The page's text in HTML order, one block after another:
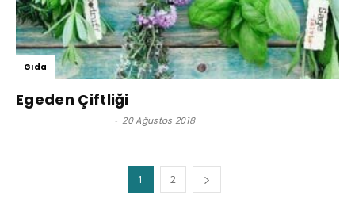
Gıda
Egeden Çiftliği
- 20 Ağustos 2018
1 2